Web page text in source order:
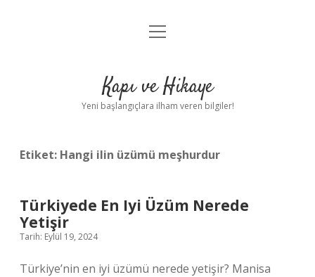
Anasayfa
Yasal Uyarı
menüyü
Kapı ve Hikaye
Yeni başlangıçlara ilham veren bilgiler!
Etiket: Hangi ilin üzümü meşhurdur
Türkiyede En Iyi Üzüm Nerede
Yetişir
Tarih: Eylül 19, 2024
Türkiye’nin en iyi üzümü nerede yetişir? Manisa